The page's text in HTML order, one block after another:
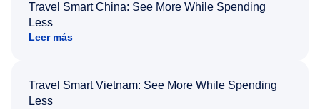
Travel Smart China: See More While Spending
Less
Leer más
Travel Smart Vietnam: See More While Spending
Less